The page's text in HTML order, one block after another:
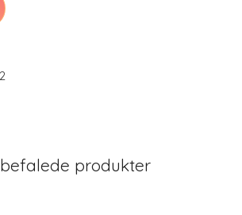
produkter